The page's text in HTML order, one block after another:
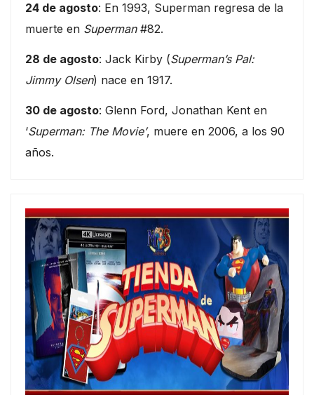
24 de agosto: En 1993, Superman regresa de la
muerte en Superman#82.
28 de agosto: Jack Kirby (Superman’s Pal:
Jimmy Olsen) nace en 1917.
30 de agosto: Glenn Ford, Jonathan Kent en
‘Superman: The Movie’, muere en 2006, a los 90
años.